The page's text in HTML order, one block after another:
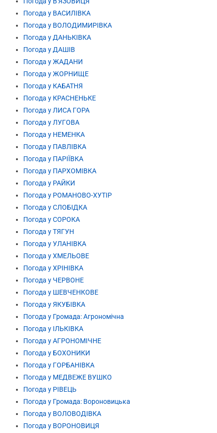
Погода у ВАСИЛІВКА
Погода у ВОЛОДИМИРІВКА
Погода у ДАНЬКІВКА
Погода у ДАШІВ
Погода у ЖАДАНИ
Погода у ЖОРНИЩЕ
Погода у КАБАТНЯ
Погода у КРАСНЕНЬКЕ
Погода у ЛИСА ГОРА
Погода у ЛУГОВА
Погода у НЕМЕНКА
Погода у ПАВЛІВКА
Погода у ПАРІЇВКА
Погода у ПАРХОМІВКА
Погода у РАЙКИ
Погода у РОМАНОВО-ХУТІР
Погода у СЛОБІДКА
Погода у СОРОКА
Погода у ТЯГУН
Погода у УЛАНІВКА
Погода у ХМЕЛЬОВЕ
Погода у ХРІНІВКА
Погода у ЧЕРВОНЕ
Погода у ШЕВЧЕНКОВЕ
Погода у ЯКУБІВКА
Погода у Громада: Агрономічна
Погода у ІЛЬКІВКА
Погода у АГРОНОМІЧНЕ
Погода у БОХОНИКИ
Погода у ГОРБАНІВКА
Погода у МЕДВЕЖЕ ВУШКО
Погода у РІВЕЦЬ
Погода у Громада: Вороновицька
Погода у ВОЛОВОДІВКА
Погода у ВОРОНОВИЦЯ